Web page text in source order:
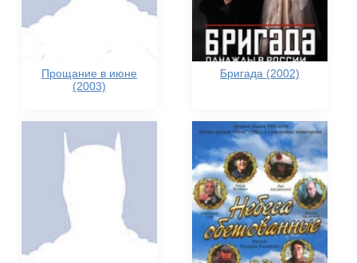
Прощание в июне
(2003)
Бригада (2002)